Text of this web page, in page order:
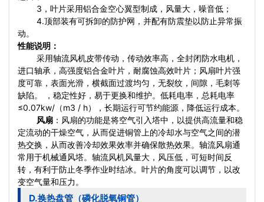
3，叶片采用铝合金空心翼型制成，风量大，噪音低；
4.顶部装有可拆卸的防护网，并配有防震垫以防止异常振
动。
性能说明：
采用轴流风机皮带传动，传动效率高，全封闭防水电机，
进口轴承，高强度铝合金叶片，耐腐蚀高效叶片；风扇叶片强
度可靠，表面光滑，横截面过渡均匀，无裂纹，间隙，毛刺等
缺陷。 ，稳定性好，易于更换和维护。低耗电率，总耗电率
≤0.07kw/（m3 / h），长期运行可节约能源，降低运行成本。
风扇 ：风扇的功能是将空气引入塔中，以提供高流量和稳
定流动的干燥空气，从而促进铜管上的冷却水与空气之间的潜
热交换，从而改善冷却效果效率并确保散热效果。轴流风扇通
常用于机械通风塔。轴流风机风量大，风压低，可短时间反
转，有利于防止冬季作业时结冰。叶片的角度可以调节，以改
变空气量和压力。
D.换热盘管（磷化脱氧铜管）